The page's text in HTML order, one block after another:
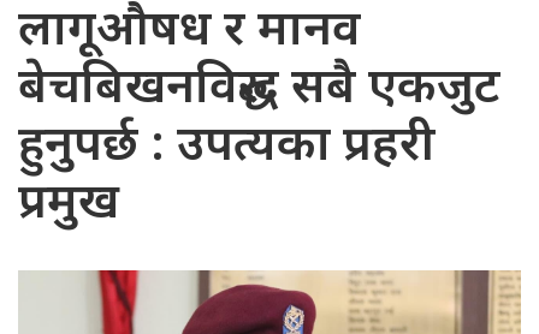
लागूऔषध र मानव
बेचबिखनविरुद्ध सबै एकजुट
हुनुपर्छ : उपत्यका प्रहरी
प्रमुख